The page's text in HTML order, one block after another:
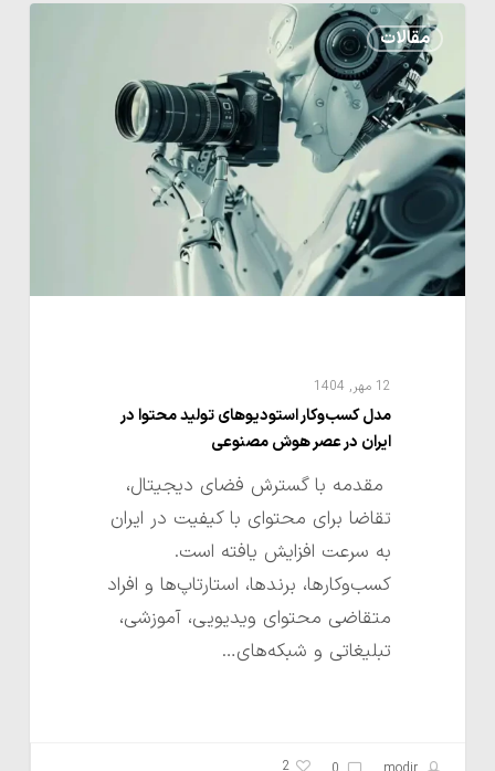
مقالات
مدل
کسب‌وکار
استودیوهای
تولید
محتوا
در
ایران
در
عصر
12 مهر, 1404
مدل کسب‌وکار استودیوهای تولید محتوا در
ایران در عصر هوش مصنوعی
مقدمه با گسترش فضای دیجیتال،
تقاضا برای محتوای با کیفیت در ایران
به سرعت افزایش یافته است.
کسب‌وکارها، برندها، استارتاپ‌ها و افراد
متقاضی محتوای ویدیویی، آموزشی،
تبلیغاتی و شبکه‌های…
2